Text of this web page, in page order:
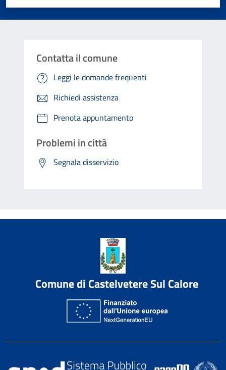
Contatta il comune
Leggi le domande frequenti
Richiedi assistenza
Prenota appuntamento
Problemi in città
Segnala disservizio
Comune di Castelvetere Sul Calore